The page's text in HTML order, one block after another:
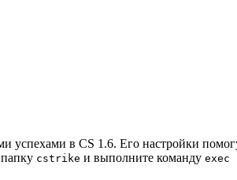
успехами в CS 1.6. Его настройки
cstrike и выполните команду exec